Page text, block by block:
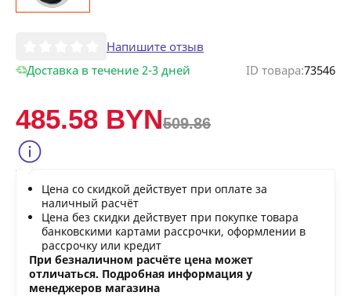
Напишите отзыв
Доставка в течение 2-3 дней
ID товара:73546
485.58 BYN509.86
Цена со скидкой действует при оплате за
наличный расчёт
Цена без скидки действует при покупке товара
банковскими картами рассрочки, оформлении в
рассрочку или кредит
При безналичном расчёте цена может
отличаться. Подробная информация у
менеджеров магазина
Нашли дешевле?